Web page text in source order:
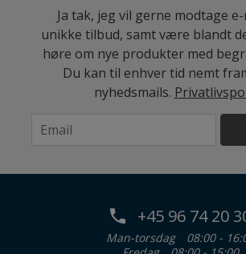
Ja tak, jeg vil gerne modtage
unikke tilbud, samt være blandt
høre om nye produkter med
Du kan til enhver tid nemt
nyhedsmails.
+45 96 74 20
Man-torsdag
08:00 -